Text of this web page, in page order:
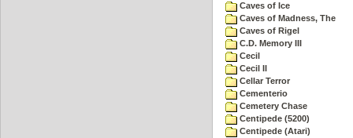
Caves of Ice
Caves of Madness, The
Caves of Rigel
C.D. Memory III
Cecil
Cecil II
Cellar Terror
Cementerio
Cemetery Chase
Centipede (5200)
Centipede (Atari)